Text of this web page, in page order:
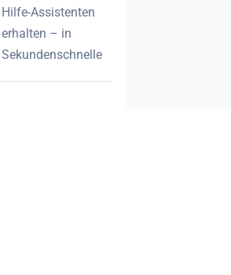
Hilfe-Assistenten
erhalten – in
Sekundenschnelle